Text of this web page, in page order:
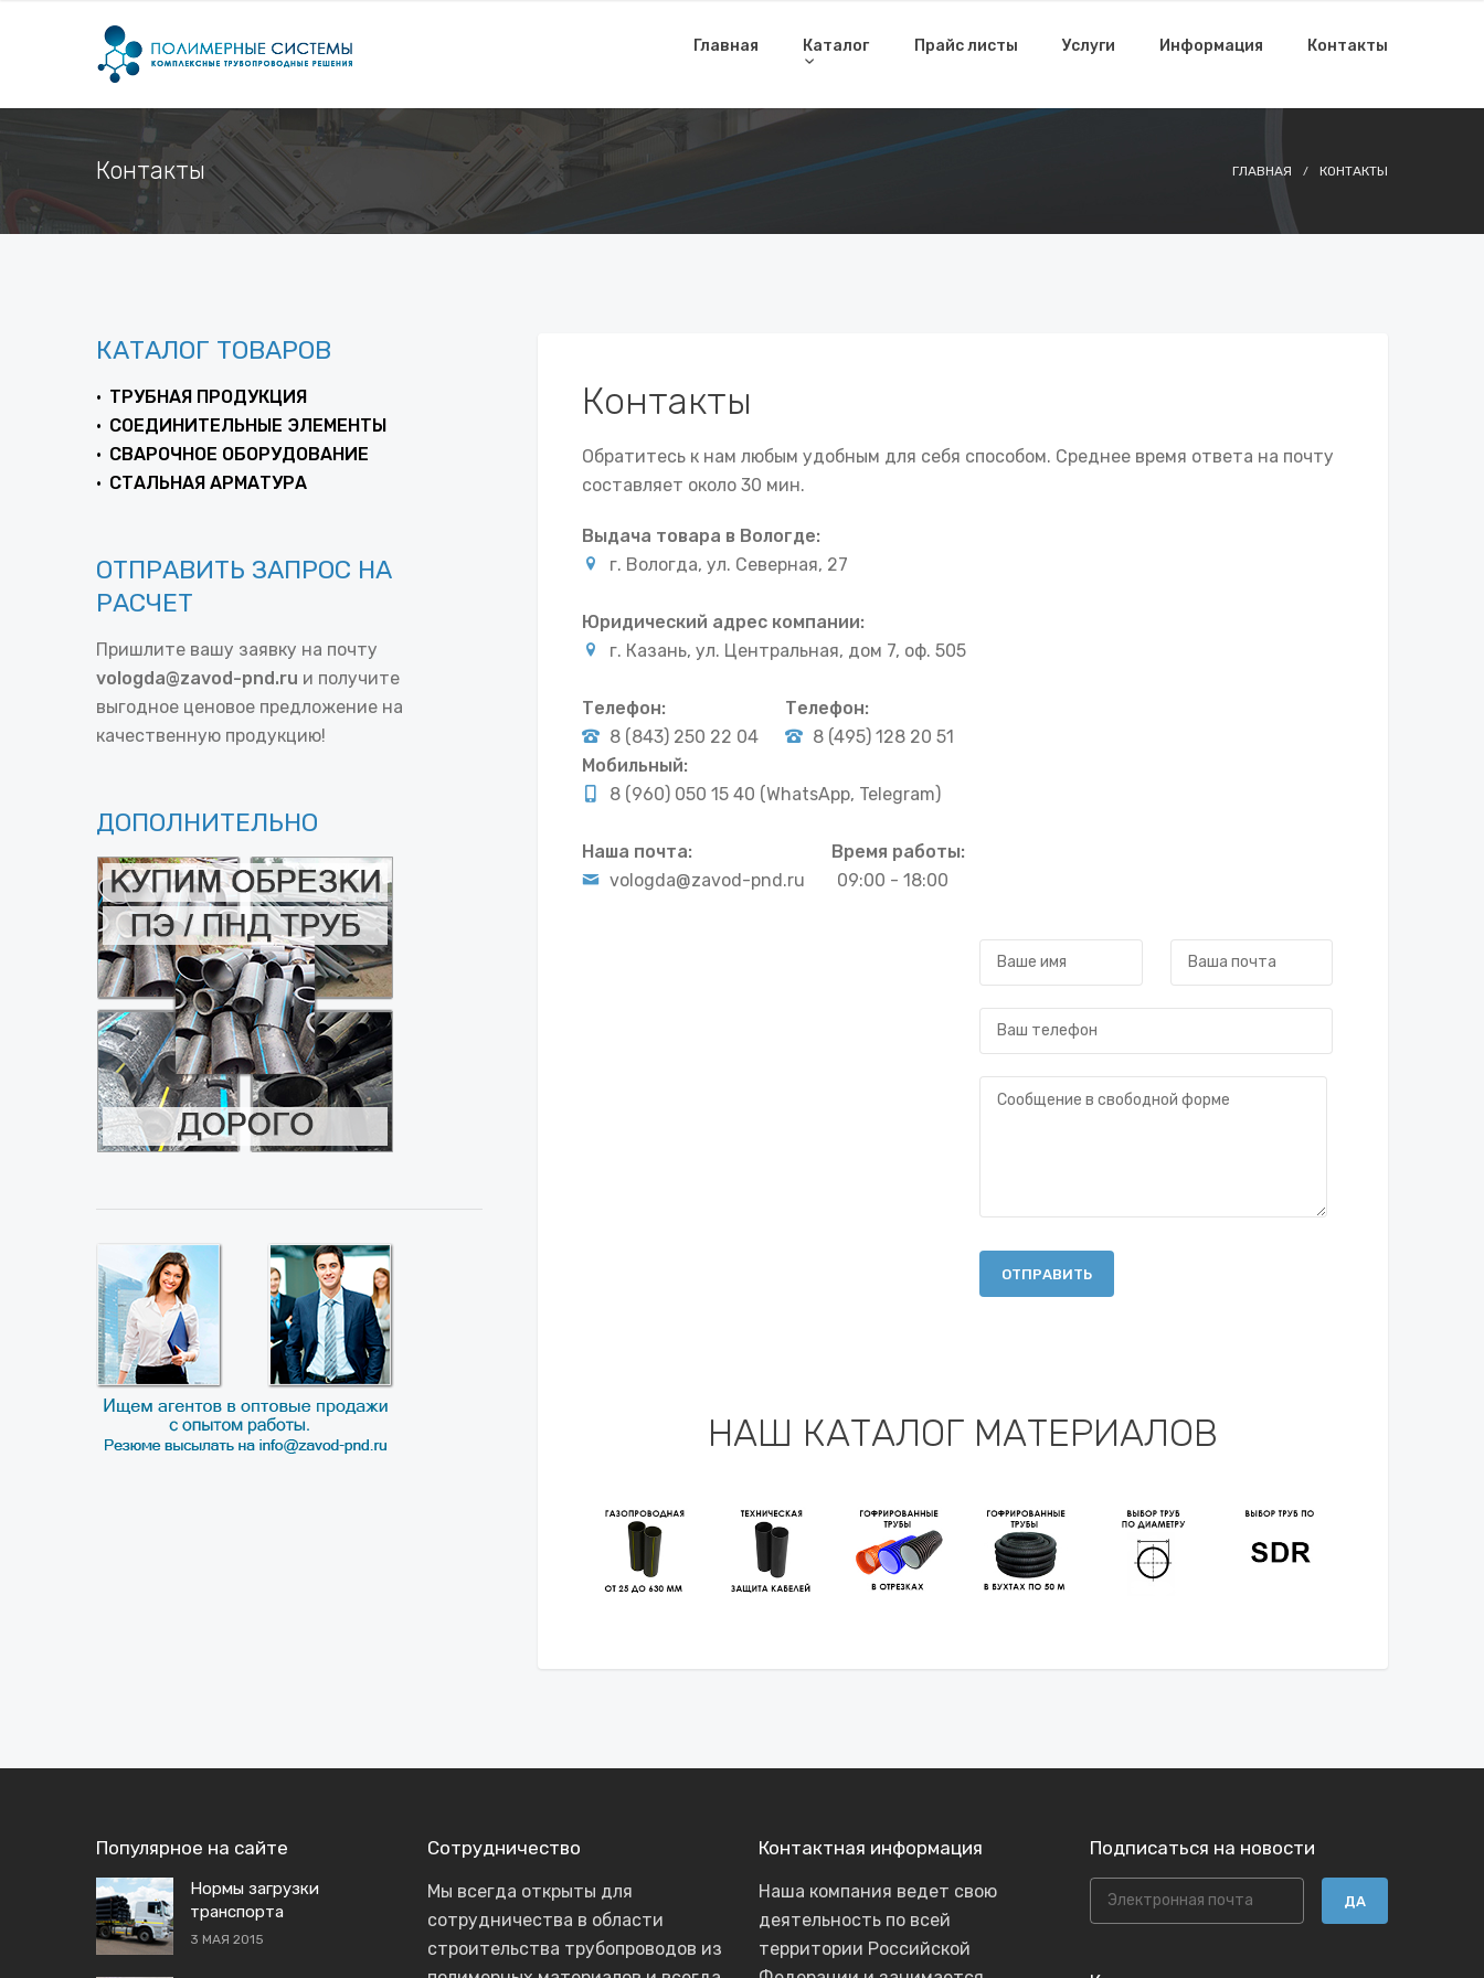
Главная Каталог Прайс листы Услуги Информация Контакты
Контакты ГЛАВНАЯ КОНТАКТЫ
Контакты
Обратитесь к нам любым удобным для себя способом. Среднее время ответа на почту
составляет около 30 мин.
Выдача товара в Вологде:
г. Вологда, ул. Северная, 27
Юридический адрес компании:
г. Казань, ул. Центральная, дом 7, оф. 505
Телефон:
8 (843) 250 22 04
Телефон:
8 (495) 128 20 51
Мобильный:
8 (960) 050 15 40 (WhatsApp, Telegram)
Наша почта:
vologda@zavod-pnd.ru
Время работы:
09:00 - 18:00
ОТПРАВИТЬ
НАШ КАТАЛОГ МАТЕРИАЛОВ
КАТАЛОГ ТОВАРОВ
ТРУБНАЯ ПРОДУКЦИЯ
СОЕДИНИТЕЛЬНЫЕ ЭЛЕМЕНТЫ
СВАРОЧНОЕ ОБОРУДОВАНИЕ
СТАЛЬНАЯ АРМАТУРА
ОТПРАВИТЬ ЗАПРОС НА
РАСЧЕТ
Пришлите вашу заявку на почту
vologda@zavod-pnd.ru и получите
выгодное ценовое предложение на
качественную продукцию!
ДОПОЛНИТЕЛЬНО
Популярное на сайте
Нормы загрузки
транспорта
3 МАЯ 2015
Сотрудничество
Мы всегда открыты для
сотрудничества в области
строительства трубопроводов из
Контактная информация
Наша компания ведет свою
деятельность по всей
территории Российской
Подписаться на новости
ДА